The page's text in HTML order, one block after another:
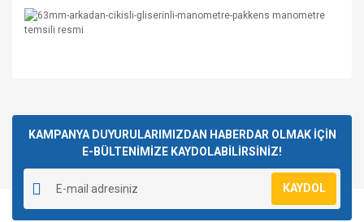
Yorum Yaz
kullanarak tarafımıza iletebilirsiniz.
Görüş ve önerileriniz için teşekkür ederiz.
Ürün resmi kalitesiz, bozuk veya görüntülenemiyor.
Ürün açıklamasında eksik bilgiler bulunuyor.
Ürün bilgilerinde hatalar bulunuyor.
KAMPANYA DUYURULARIMIZDAN HABERDAR OLMAK İÇİN
E-BÜLTENİMİZE KAYDOLABİLİRSİNİZ!
KAYDOL